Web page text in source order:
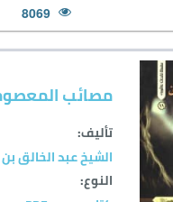
8069
مصائب
تأليف:
الشيخ عبد الخالق
النوع: